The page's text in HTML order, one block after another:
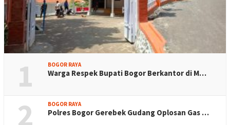
1 BOGOR RAYA
Warga Respek Bupati Bogor Berkantor di M…
2 BOGOR RAYA
Polres Bogor Gerebek Gudang Oplosan Gas …